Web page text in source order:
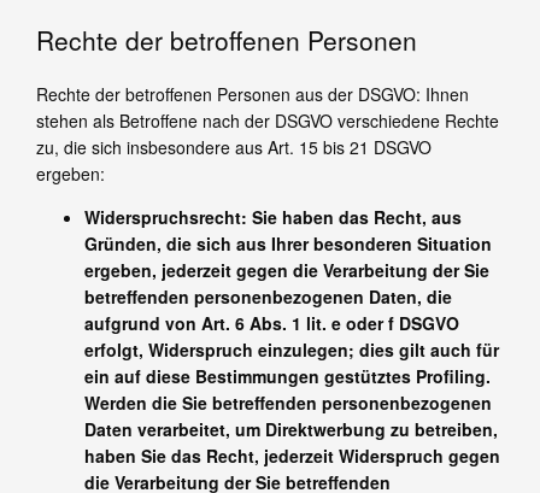
Rechte der betroffenen Personen
Rechte der betroffenen Personen aus der DSGVO: Ihnen
stehen als Betroffene nach der DSGVO verschiedene Rechte
zu, die sich insbesondere aus Art. 15 bis 21 DSGVO
ergeben:
Widerspruchsrecht: Sie haben das Recht, aus
Gründen, die sich aus Ihrer besonderen Situation
ergeben, jederzeit gegen die Verarbeitung der Sie
betreffenden personenbezogenen Daten, die
aufgrund von Art. 6 Abs. 1 lit. e oder f DSGVO
erfolgt, Widerspruch einzulegen; dies gilt auch für
ein auf diese Bestimmungen gestütztes Profiling.
Werden die Sie betreffenden personenbezogenen
Daten verarbeitet, um Direktwerbung zu betreiben,
haben Sie das Recht, jederzeit Widerspruch gegen
die Verarbeitung der Sie betreffenden